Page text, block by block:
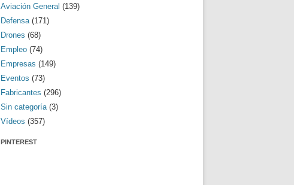
Aviación General (139)
Defensa(171)
Drones (68)
Empleo (74)
Empresas (149)
Eventos (73)
Fabricantes (296)
Sin categoría(3)
Vídeos (357)
PINTEREST